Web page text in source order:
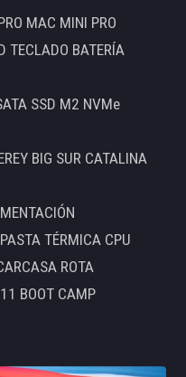
MAC MINI PRO
TECLADO BATERÍA
SSD M2 NVMe
BIG SUR CATALINA
TÉRMICA CPU
ROTA
BOOT CAMP